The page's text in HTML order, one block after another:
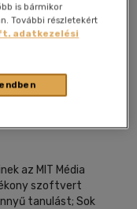
az MIT Média
szoftvert
tanulást; Sok
is bármikor
További részletekért
adatkezelési